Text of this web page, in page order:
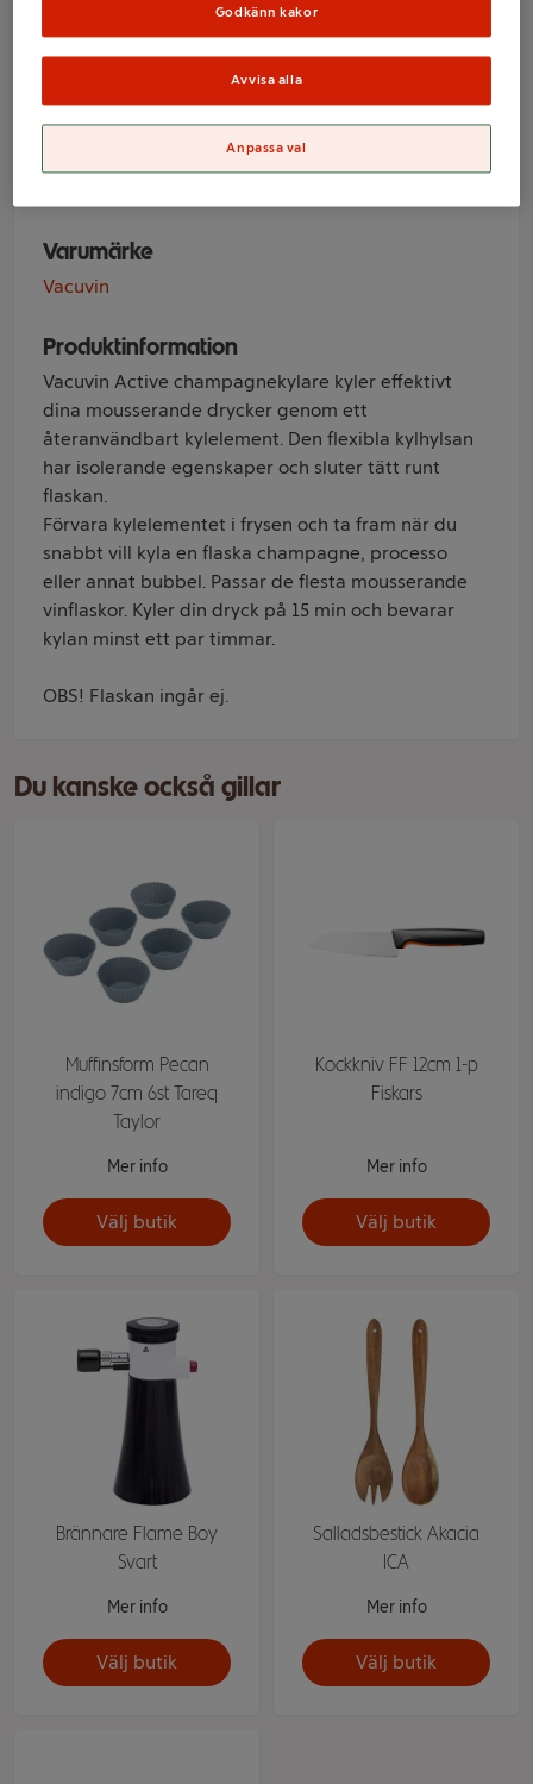
Champagnekylare
Active Vacuvin
Varumärke
Vacuvin
Produktinformation
Vacuvin Active champagnekylare kyler effektivt
dina mousserande drycker genom ett
återanvändbart kylelement. Den flexibla kylhylsan
har isolerande egenskaper och sluter tätt runt
flaskan.
Förvara kylelementet i frysen och ta fram när du
snabbt vill kyla en flaska champagne, processo
eller annat bubbel. Passar de flesta mousserande
vinflaskor. Kyler din dryck på 15 min och bevarar
kylan minst ett par timmar.
OBS! Flaskan ingår ej.
Du kanske också gillar
Muffinsform Pecan
indigo 7cm 6st Tareq
Taylor
Mer info
Välj butik
Kockkniv FF 12cm 1-p
Fiskars
Mer info
Välj butik
Brännare Flame Boy
Svart
Mer info
Välj butik
Salladsbestick Akacia
ICA
Mer info
Välj butik
Godkänn kakor
Avvisa alla
Anpassa val